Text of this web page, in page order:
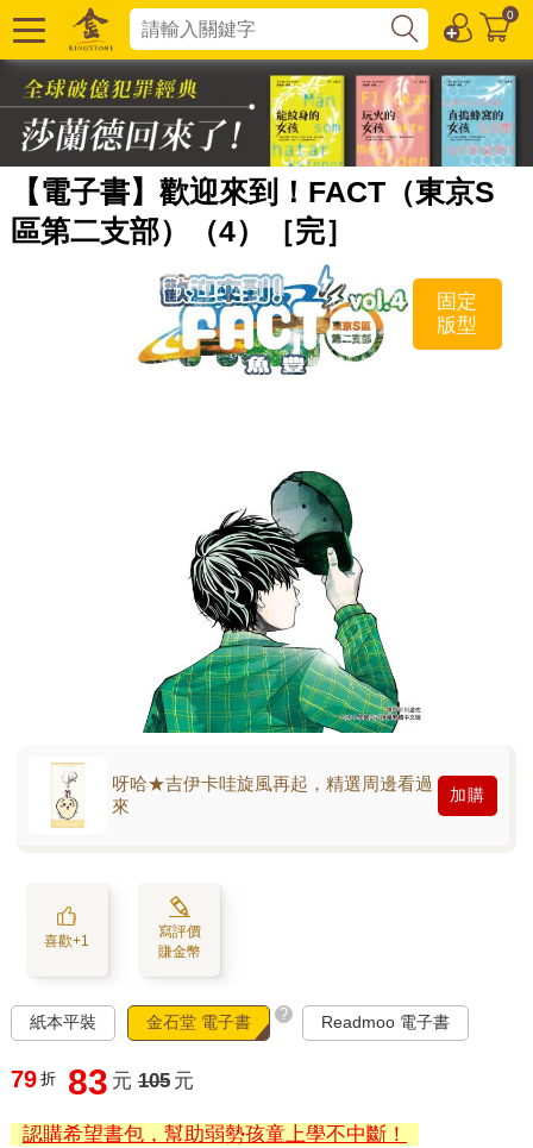
0
【電子書】歡迎來到！FACT（東京S
區第二支部）（4）［完］
固定
版型
呀哈★吉伊卡哇旋風再起，精選周邊看過
來
加購
喜歡+1
寫評價
賺金幣
紙本平裝 金石堂 電子書 ? Readmoo 電子書
79 折 83 元 105 元
認購希望書包，幫助弱勢孩童上學不中斷！